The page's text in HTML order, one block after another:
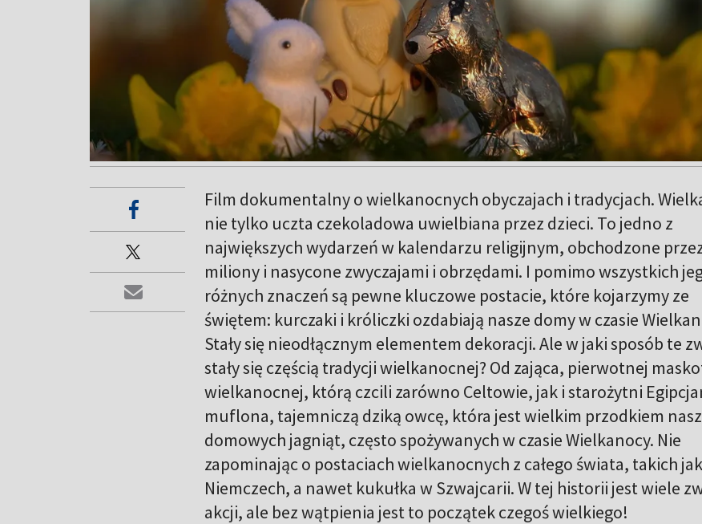
Film dokumentalny o wielkanocnych obyczajach i tradycjach.
nie tylko uczta czekoladowa uwielbiana przez dzieci. To jedno z
największych wydarzeń w kalendarzu religijnym, obchodzone
miliony i nasycone zwyczajami i obrzędami. I pomimo wszystkich
różnych znaczeń są pewne kluczowe postacie, które kojarzymy ze
świętem: kurczaki i króliczki ozdabiają nasze domy w czasie
Stały się nieodłącznym elementem dekoracji. Ale w jaki sposób te
stały się częścią tradycji wielkanocnej? Od zająca, pierwotnej
wielkanocnej, którą czcili zarówno Celtowie, jak i starożytni
muflona, tajemniczą dziką owcę, która jest wielkim przodkiem
domowych jagniąt, często spożywanych w czasie Wielkanocy. Nie
zapominając o postaciach wielkanocnych z całego świata, takich
Niemczech, a nawet kukułka w Szwajcarii. W tej historii jest wiele
akcji, ale bez wątpienia jest to początek czegoś wielkiego!